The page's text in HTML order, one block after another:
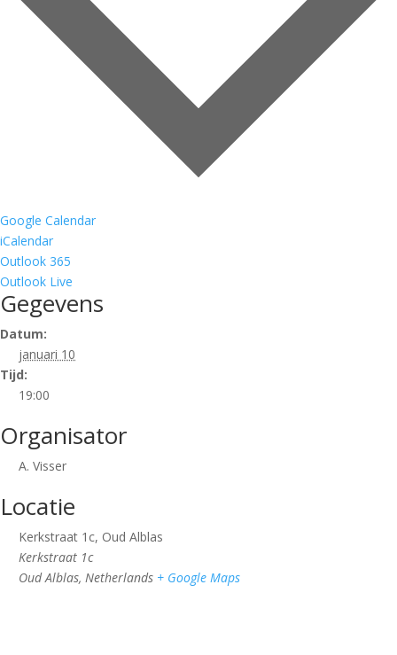
Google Calendar
iCalendar
Outlook 365
Outlook Live
Gegevens
Datum:
januari 10
Tijd:
19:00
Organisator
A. Visser
Locatie
Kerkstraat 1c, Oud Alblas
Kerkstraat 1c
Oud Alblas, Netherlands + Google Maps